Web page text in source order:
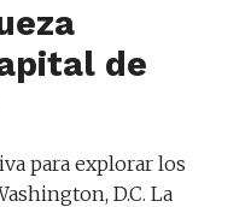
de
para explorar los
D.C. La